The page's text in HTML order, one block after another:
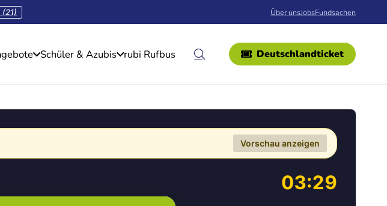
(21) Über unsJobsFundsachen
Schüler & Azubis rubi Rufbus Deutschlandticket
Vorschau anzeigen
03:29